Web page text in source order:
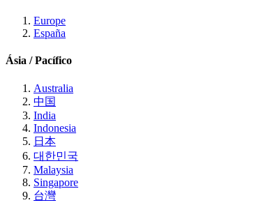
Europe
España
Ásia / Pacífico
Australia
中国
India
Indonesia
日本
대한민국
Malaysia
Singapore
台灣